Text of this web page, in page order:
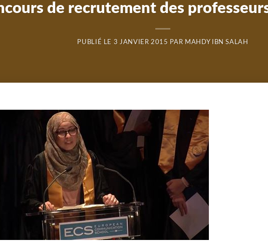
de recrutement des
PUBLIÉ LE 3 JANVIER 2015 PAR MAHDY IBN SALAH